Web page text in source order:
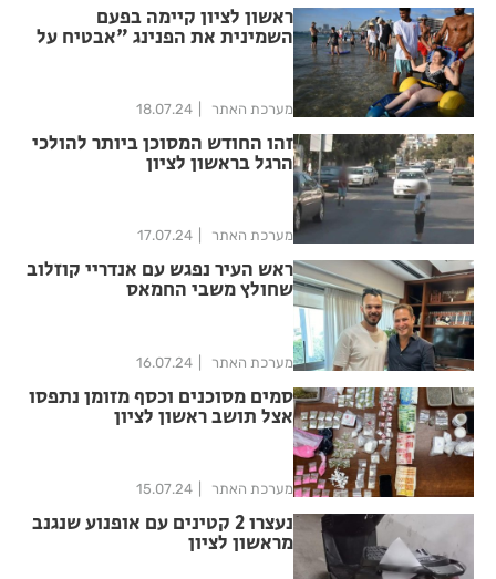
ראשון לציון קיימה בפעם
השמינית את הפנינג "אבטיח על
מערכת האתר 18.07.24
זהו החודש המסוכן ביותר להולכי
הרגל בראשון לציון
מערכת האתר 17.07.24
ראש העיר נפגש עם אנדריי קוזלוב
שחולץ משבי החמאס
מערכת האתר 16.07.24
סמים מסוכנים וכסף מזומן נתפסו
אצל תושב ראשון לציון
מערכת האתר 15.07.24
נעצרו 2 קטינים עם אופנוע שנגנב
מראשון לציון